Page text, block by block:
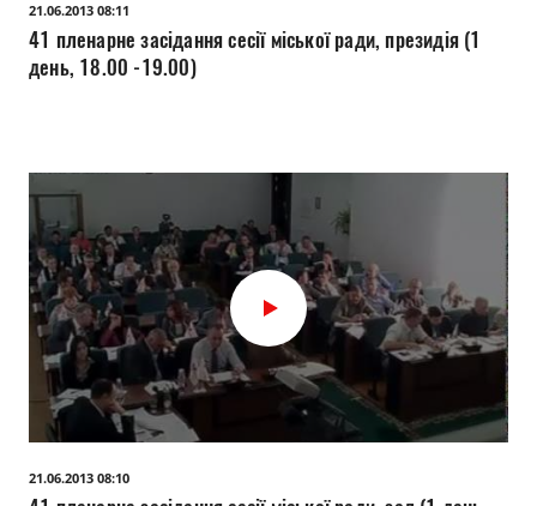
21.06.2013 08:11
41 пленарне засідання сесії міської ради, президія (1
день, 18.00 -19.00)
21.06.2013 08:10